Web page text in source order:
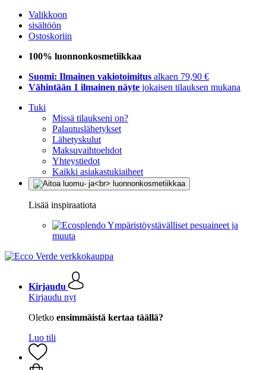
Valikkoon
sisältöön
Ostoskoriin
100% luonnonkosmetiikkaa
Suomi: Ilmainen vakiotoimitus alkaen 79,90 €
Vähintään 1 ilmainen näyte jokaisen tilauksen mukana
Tuki
Missä tilaukseni on?
Palautuslähetykset
Lähetyskulut
Maksuvaihtoehdot
Yhteystiedot
Kaikki asiakastukiaiheet
Lisää inspiraatiota
Ympäristöystävälliset pesuaineet ja
muuta
Kirjaudu
Kirjaudu nyt
Oletko ensimmäistä kertaa täällä?
Luo tili